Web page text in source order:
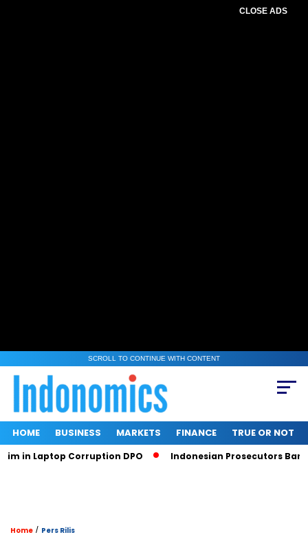
CLOSE ADS
SCROLL TO CONTINUE WITH CONTENT
HOME BUSINESS MARKETS FINANCE TRUE OR NOT
Laptop Corruption DPO Indonesian Prosecutors Ban
Home / Pers Rilis